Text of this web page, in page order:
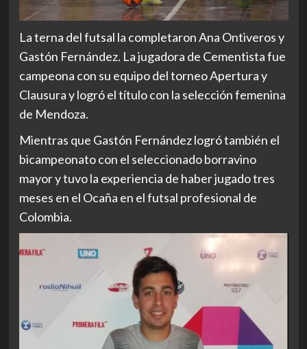
La terna del futsal la completaron Ana Ontiveros y
Gastón Fernández. La jugadora de Cementista fue
campeona con su equipo del torneo Apertura y
Clausura y logró el título con la selección femenina
de Mendoza.
Mientras que Gastón Fernández logró también el
bicampeonato con el seleccionado borravino
mayor y tuvo la experiencia de haber jugado tres
meses en el Ocaña en el futsal profesional de
Colombia.